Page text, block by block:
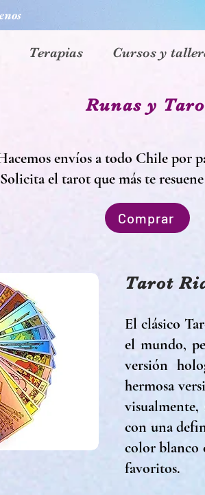
Terapias Cursos y
Runas y
envíos a todo Chile por
Solicita el tarot que más te
Comprar
Tarot
El clásico
el mundo,
versión
hermosa
con una
color blanco
favoritos.